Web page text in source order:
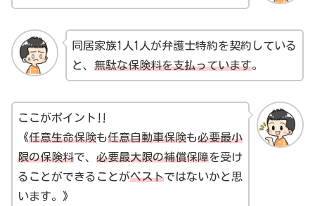
同居家族1人1人が弁護士特約を契約している
と、 無駄な保険料を支払っています。
ここがポイント‼
《任意生命保険も任意自動車保険も必要最小
限の保険料で、 必要最大限の補償保障を受け
ることができることがベストではないかと思
います。》